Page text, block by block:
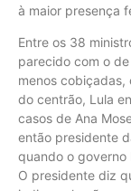
à maior presença
Entre os 38
parecido com o
menos
do centrão, Lula
casos de Ana
então presidente
quando o governo
O presidente diz